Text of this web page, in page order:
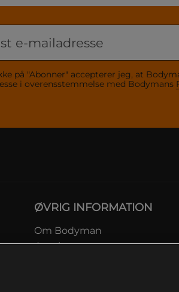
på "Abonner" accepterer jeg, at
i overensstemmelse med Bodymans
ØVRIG INFORMATION
Om Bodyman
Gavekort